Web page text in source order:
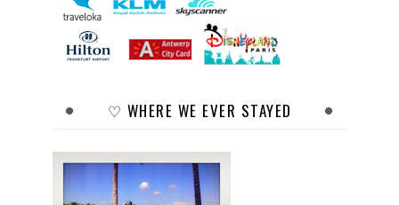
♡ WHERE WE EVER STAYED